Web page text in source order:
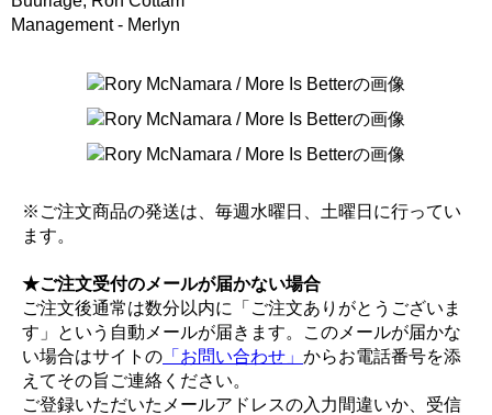
Management - Merlyn
※ご注文商品の発送は、毎週水曜日、土曜日に行ってい
ます。
★ご注文受付のメールが届かない場合
ご注文後通常は数分以内に「ご注文ありがとうございま
す」という自動メールが届きます。このメールが届かな
い場合はサイトの 「お問い合わせ」 からお電話番号を添
えてその旨ご連絡ください。
ご登録いただいたメールアドレスの入力間違いか、受信